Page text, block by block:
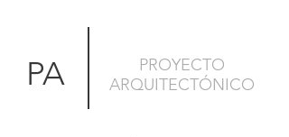
PA
PROYECTO
ARQUITECTÓNICO